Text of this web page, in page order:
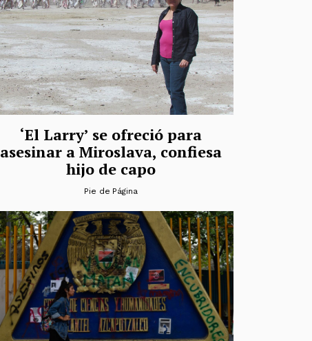
‘El Larry’ se ofreció para
asesinar a Miroslava, confiesa
hijo de capo
Pie de Página